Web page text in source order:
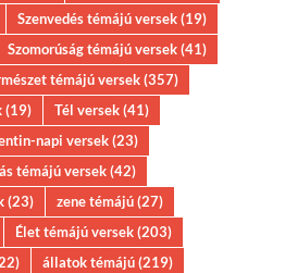
Szenvedés témájú versek(19)
Szomorúság témájú versek(41)
témájú versek(357)
(19) Tél versek(41)
napi versek(23)
témájú versek(42)
(23) zene témájú(27)
Élet témájú versek(203)
állatok témájú(219)